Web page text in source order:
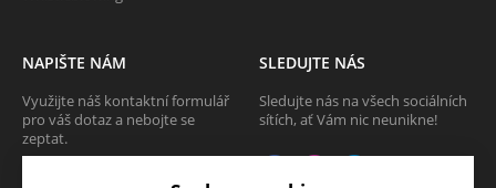
NAPIŠTE NÁM
Využijte náš kontaktní formulář
pro váš dotaz a nebojte se
zeptat.
SLEDUJTE NÁS
Sledujte nás na všech sociálních
sítích, ať Vám nic neunikne!